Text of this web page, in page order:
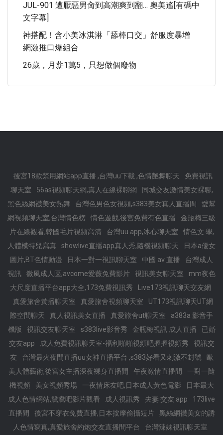
JUL-901 遭厭惡男肏到高潮爽到翻… 奧美遙[有碼中
文字幕]
神搭配！含小美冰淇淋「舔棒口交」舒服度暴增
網激推口爆組合
26歲，月薪1萬5，只想做個廢物
後宮18款禁用網站app直播 ,台灣uu下載 ,色情艷舞聊天
免費視訊
聊天室
56as視頻聊天網,真人在線裸聊網
同城交友激情美女裸聊,
黑色絲網襪美女熱舞
台灣色男色女視頻,s383美女真人直播間
愛幫
網視頻聊天室,台灣情色榜
情色遊戲,後宮免費有色直播
金瓶梅三級
片在線觀看,韓國毛片視頻高清
台灣uu app,冰心聊天室
情色文 學,
人體模特兒寫真
showlive直播app真人秀,隨機視頻聊天
日本a優女
圖片,BT色情動漫
日本一對一視訊聊天室 中國 av 直播
台灣成人
視訊
微風成人區,avcome愛薇免費影片 視訊美女聊天室
mm夜色
大尺度直播平台app大全,173免費視訊秀
Live173視訊聊天交友網
真愛旅舍黃播聊天室
真愛旅舍視頻聊天室
UT173視訊聊天UT網
際空間聊天
真人視訊美女直播 真愛旅舍ut聊天室
a383a 影音手
機版
視訊交友聊天室 s383live影音秀 金瓶梅視訊 成人直播
已婚
交友app
成人免費視訊聊天室-福利啪啪視頻吧摳摳視頻秀
視訊交
友
台灣最火夜間直播uu女神直播平台 ,s383好看又刺激不封號
歐
美人體藝術,後宮女主播深夜裸身直播間
午夜激情直播間
一對一隨
機視頻
美女視頻秀場 一夜情床友吧,日本成人黃色電影
日本最大
成人色情網站,鴛鴦吧影片觀看
成人視訊秀 夫妻 交友 app
173live
直播間
後宮不穿衣免費直播,日本按摩偷攝短片
黑絲網襪美女的誘
人色情寫真,真愛旅舍約炮交友直播間平台
台灣辣妹視訊聊天室